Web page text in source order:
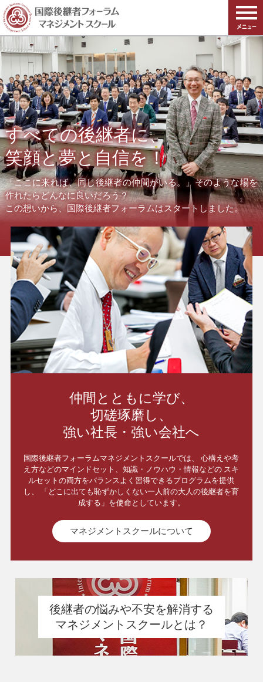
すべての後継者に、
笑顔と夢と自信を！
「ここに来れば、同じ後継者の仲間がいる。」そのような場を
作れたらどんなに良いだろう？
この想いから、国際後継者フォーラムはスタートしました。
仲間とともに学び、
切磋琢磨し、
強い社長・強い会社へ
国際後継者フォーラムマネジメントスクールでは、
心構えや考
え方などのマインドセット、知識・ノウハウ・情報などの スキ
ルセットの両方をバランスよく習得できるプログラムを提供
し、
「どこに出ても恥ずかしくない一人前の大人の後継者を育
成する」を使命としています。
マネジメントスクールについて
後継者の悩みや不安を解消する
マネジメントスクールとは？